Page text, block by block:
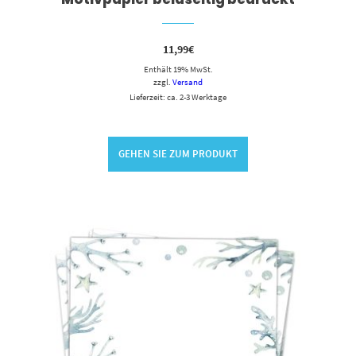
11,99€
Enthält 19% MwSt.
zzgl. Versand
Lieferzeit: ca. 2-3 Werktage
GEHEN SIE ZUM PRODUKT